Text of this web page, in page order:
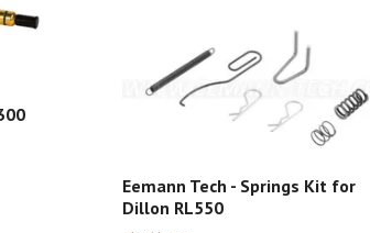
Eemann Tech - Springs Kit for
Dillon RL550